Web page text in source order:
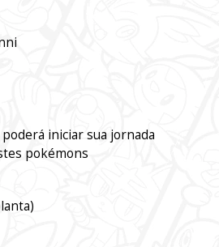
iniciar sua jornada
pokémons